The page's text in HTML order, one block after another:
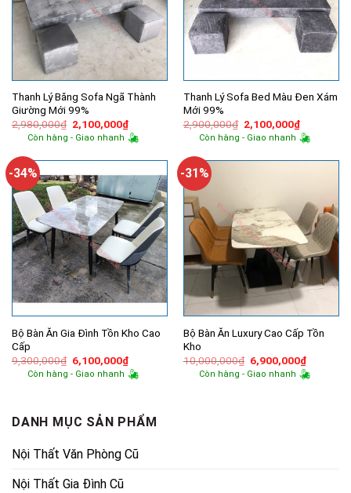
Thanh Lý Băng Sofa Ngã Thành
Giường Mới 99%
2,980,000₫ Giá
gốc
là:
2,100,000₫Giá
hiện
tại
2,100,000₫.
Còn hàng - Giao nhanh
Thanh Lý Sofa Bed Màu Đen Xám
Mới 99%
2,900,000₫ Giá
gốc
là:
2,100,000₫Giá
hiện
tại
Còn hàng - Giao nhanh
-34%
Bộ Bàn Ăn Gia Đình Tồn Kho Cao
Cấp
9,300,000₫ Giá
gốc
là:
6,100,000₫Giá
hiện
tại
Còn hàng - Giao nhanh
-31%
Bộ Bàn Ăn Luxury Cao Cấp Tồn
Kho
10,000,000₫ Giá
gốc
là:
6,900,000₫Giá
hiện
tại
Còn hàng - Giao nhanh
DANH MỤC SẢN PHẨM
Nội Thất Văn Phòng Cũ
Nội Thất Gia Đình Cũ